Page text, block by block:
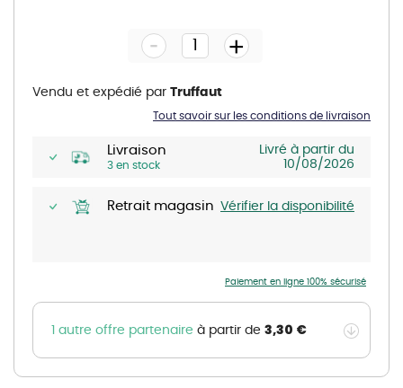
gallery
Livraison
3 en stock
Livré à partir du
10/08/2026
Retrait magasin Vérifier la disponibilité
- +
Tout savoir sur les conditions de livraison
Vendu et expédié par Truffaut
Paiement en ligne 100% sécurisé
1 autre offre partenaire à partir de 3,30 €